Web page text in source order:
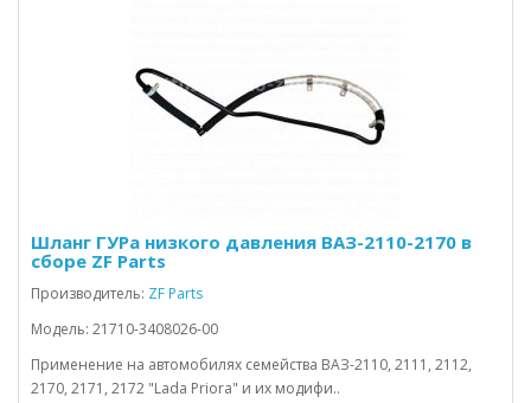
Шланг ГУРа низкого давления ВАЗ-2110-2170 в
сборе ZF Parts
Производитель: ZF Parts
Модель: 21710-3408026-00
Применение на автомобилях семейства ВАЗ-2110, 2111, 2112,
2170, 2171, 2172 "Lada Priora" и их модифи..